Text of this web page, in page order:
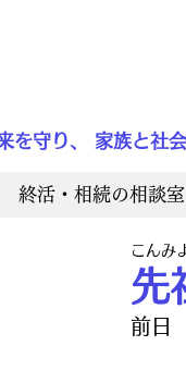
を守り、 家族と社
終活・相続の相談室
先
こんみ
前日